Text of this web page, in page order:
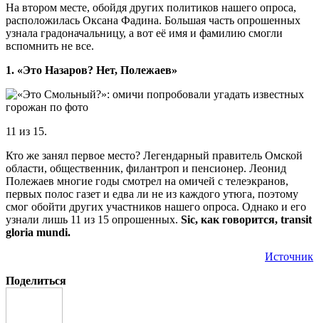
На втором месте, обойдя других политиков нашего опроса,
расположилась Оксана Фадина. Большая часть опрошенных
узнала градоначальницу, а вот её имя и фамилию смогли
вспомнить не все.
1. «Это Назаров? Нет, Полежаев»
11 из 15.
Кто же занял первое место? Легендарный правитель Омской
области, общественник, филантроп и пенсионер. Леонид
Полежаев многие годы смотрел на омичей с телеэкранов,
первых полос газет и едва ли не из каждого утюга, поэтому
смог обойти других участников нашего опроса. Однако и его
узнали лишь 11 из 15 опрошенных. Sic, как говорится, transit
gloria mundi.
Источник
Поделиться